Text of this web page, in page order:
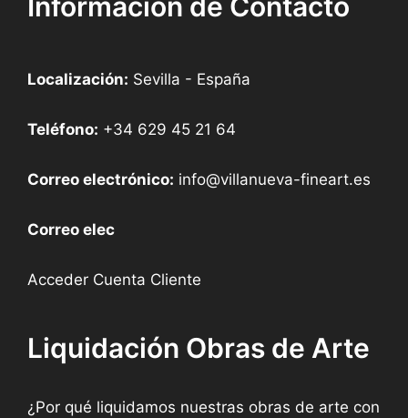
Localización: Sevilla - España
Teléfono: +34 629 45 21 64
Correo electrónico: info@villanueva-fineart.es
Correo elec
Acceder Cuenta Cliente
Liquidación Obras de Arte
¿Por qué liquidamos nuestras obras de arte con